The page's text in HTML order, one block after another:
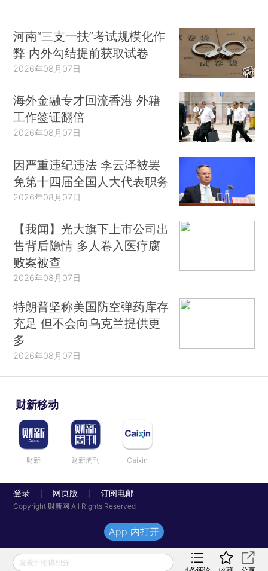
河南“三支一扶”考试规模化作
弊 内外勾结提前获取试卷
2026年08月07日
海外金融专才回流香港 外籍
工作签证翻倍
2026年08月07日
因严重违纪违法 李云泽被罢
免第十四届全国人大代表职务
2026年08月07日
【我闻】光大旗下上市公司出
售背后隐情 多人卷入医疗腐
败案被查
2026年08月07日
特朗普坚称美国防空弹药库存
充足 但不会向乌克兰提供更
多
2026年08月07日
财新移动
财新 财新周刊 Caixin
登录 网页版 订阅电邮
Copyright 财新网 All Rights Reserved
发表评论得积分
App 内打开